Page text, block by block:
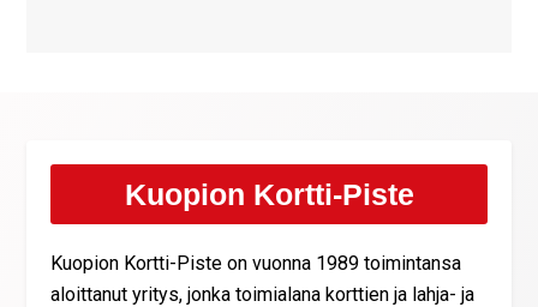
Kuopion Kortti-Piste
Kuopion Kortti-Piste on vuonna 1989 toimintansa
aloittanut yritys, jonka toimialana korttien ja lahja- ja